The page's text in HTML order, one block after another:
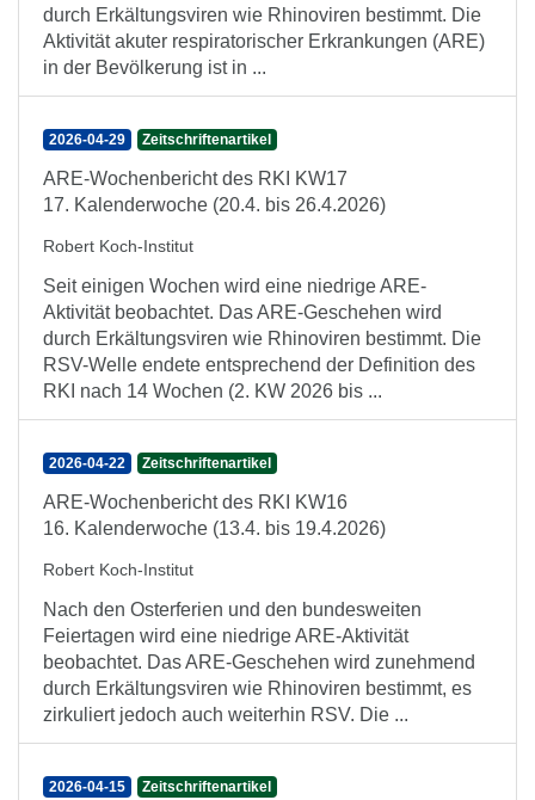
durch Erkältungsviren wie Rhinoviren bestimmt. Die
Aktivität akuter respiratorischer Erkrankungen (ARE)
in der Bevölkerung ist in ...
2026-04-29 Zeitschriftenartikel
ARE-Wochenbericht des RKI KW17
17. Kalenderwoche (20.4. bis 26.4.2026)
Robert Koch-Institut
Seit einigen Wochen wird eine niedrige ARE-
Aktivität beobachtet. Das ARE-Geschehen wird
durch Erkältungsviren wie Rhinoviren bestimmt. Die
RSV-Welle endete entsprechend der Definition des
RKI nach 14 Wochen (2. KW 2026 bis ...
2026-04-22 Zeitschriftenartikel
ARE-Wochenbericht des RKI KW16
16. Kalenderwoche (13.4. bis 19.4.2026)
Robert Koch-Institut
Nach den Osterferien und den bundesweiten
Feiertagen wird eine niedrige ARE-Aktivität
beobachtet. Das ARE-Geschehen wird zunehmend
durch Erkältungsviren wie Rhinoviren bestimmt, es
zirkuliert jedoch auch weiterhin RSV. Die ...
2026-04-15 Zeitschriftenartikel